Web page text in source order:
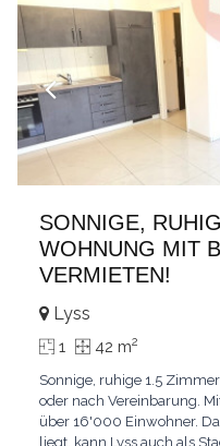
SONNIGE,
WOHNUNG MIT
VERMIETEN!
Lyss
1 42 m2
Sonnige, ruhige 1.5
oder nach Vereinbarung.
über 16'000 Einwohner.
liegt, kann Lyss auch als